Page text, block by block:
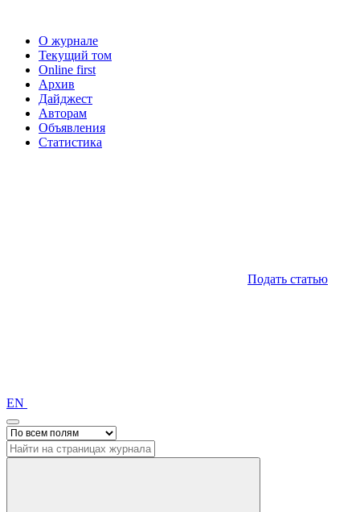
О журнале
Текущий том
Online first
Архив
Дайджест
Авторам
Объявления
Статистика
Подать статью
EN